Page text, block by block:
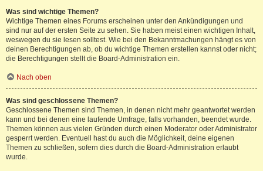
Was sind wichtige Themen?
Wichtige Themen eines Forums erscheinen unter den Ankündigungen und
sind nur auf der ersten Seite zu sehen. Sie haben meist einen wichtigen Inhalt,
weswegen du sie lesen solltest. Wie bei den Bekanntmachungen hängt es von
deinen Berechtigungen ab, ob du wichtige Themen erstellen kannst oder nicht;
die Berechtigungen stellt die Board-Administration ein.
Nach oben
Was sind geschlossene Themen?
Geschlossene Themen sind Themen, in denen nicht mehr geantwortet werden
kann und bei denen eine laufende Umfrage, falls vorhanden, beendet wurde.
Themen können aus vielen Gründen durch einen Moderator oder Administrator
gesperrt werden. Eventuell hast du auch die Möglichkeit, deine eigenen
Themen zu schließen, sofern dies durch die Board-Administration erlaubt
wurde.